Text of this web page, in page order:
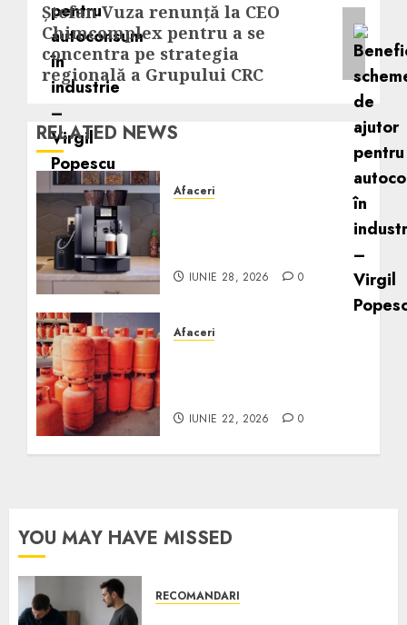
Next
post:
Ștefan Vuza renunță la CEO
Chimcomplex pentru a se
concentra pe strategia
regională a Grupului CRC
RELATED NEWS
Afaceri
Cum obții un espressor în
comodat pentru firma ta:
IUNIE 28, 2026 0
Afaceri
IUNIE 22, 2026 0
YOU MAY HAVE MISSED
RECOMANDARI